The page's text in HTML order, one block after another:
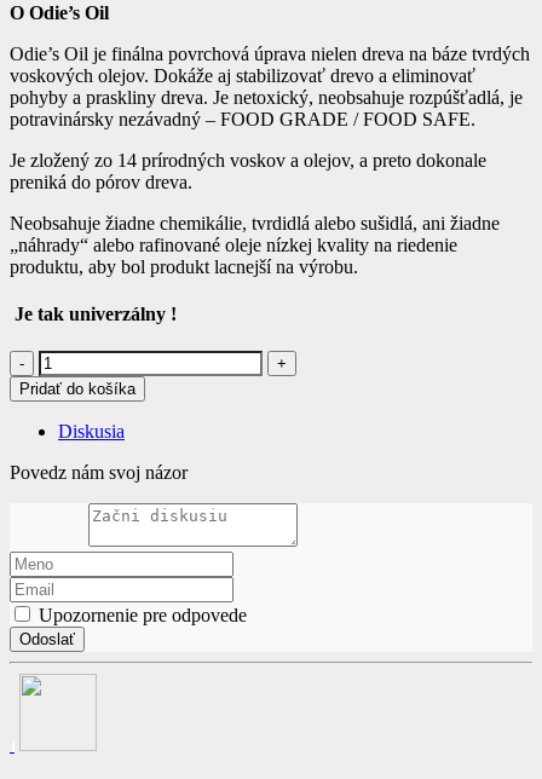
O Odie’s Oil
Odie’s Oil je finálna povrchová úprava nielen dreva na báze tvrdých
voskových olejov. Dokáže aj stabilizovať drevo a eliminovať
pohyby a praskliny dreva. Je netoxický, neobsahuje rozpúšťadlá, je
potravinársky nezávadný – FOOD GRADE / FOOD SAFE.
Je zložený zo 14 prírodných voskov a olejov, a preto dokonale
preniká do pórov dreva.
Neobsahuje žiadne chemikálie, tvrdidlá alebo sušidlá, ani žiadne
„náhrady“ alebo rafinované oleje nízkej kvality na riedenie
produktu, aby bol produkt lacnejší na výrobu.
Je tak univerzálny !
Pridať do košíka
Diskusia
Povedz nám svoj názor
Upozornenie pre odpovede